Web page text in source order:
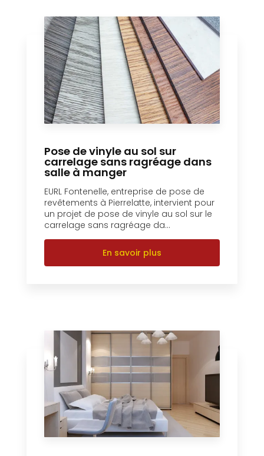
Pose de vinyle au sol sur
carrelage sans ragréage dans
salle à manger
EURL Fontenelle, entreprise de pose de
revêtements à Pierrelatte, intervient pour
un projet de pose de vinyle au sol sur le
carrelage sans ragréage da...
En savoir plus